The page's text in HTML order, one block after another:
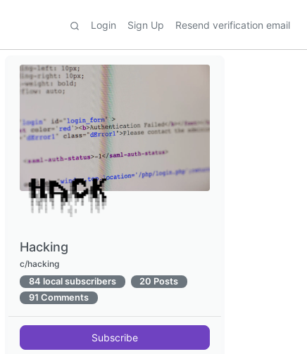
Login Sign Up Resend verification email
Hacking
c/hacking
84 local subscribers
20 Posts
91 Comments
Subscribe